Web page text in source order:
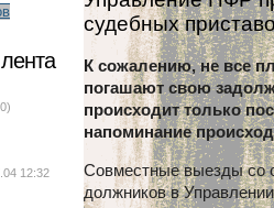
12:32
судебных
К сожалению, не все
погашают свою
происходит только
напоминание
Совместные выезды со
должников в